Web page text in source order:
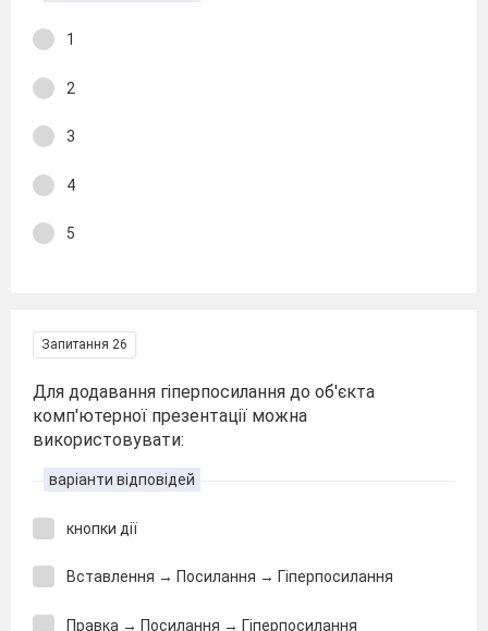
1
2
3
4
5
Запитання 26
Для додавання гіперпосилання до об'єкта
комп'ютерної презентації можна
використовувати:
варіанти відповідей
кнопки дії
Вставлення → Посилання → Гіперпосилання
Правка → Посилання → Гіперпосилання